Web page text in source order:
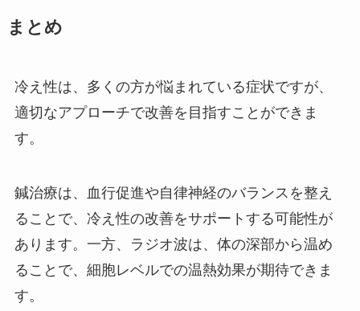
まとめ
冷え性は、多くの方が悩まれている症状ですが、
適切なアプローチで改善を目指すことができま
す。
鍼治療は、血行促進や自律神経のバランスを整え
ることで、冷え性の改善をサポートする可能性が
あります。一方、ラジオ波は、体の深部から温め
ることで、細胞レベルでの温熱効果が期待できま
す。